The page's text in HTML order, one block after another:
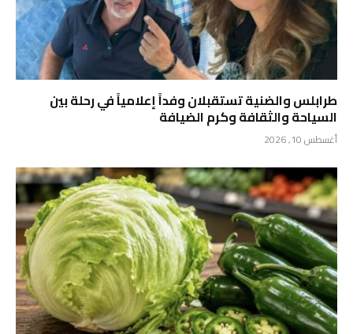
طرابلس والضنية تستقبلان وفداً إعلامياً في رحلة بين
السياحة والثقافة وكرم الضيافة
أغسطس 10, 2026